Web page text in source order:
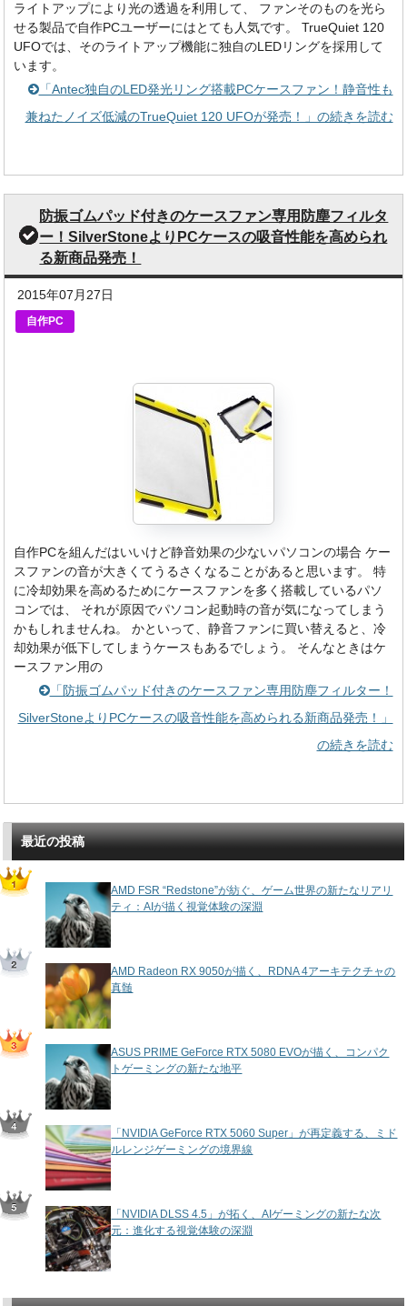
ライトアップにより光の透過を利用して、 ファンそのものを光ら
せる製品で自作PCユーザーにはとても人気です。 TrueQuiet 120
UFOでは、そのライトアップ機能に独自のLEDリングを採用して
います。
「Antec独自のLED発光リング搭載PCケースファン！静音性も
兼ねたノイズ低減のTrueQuiet 120 UFOが発売！」の続きを読む
防振ゴムパッド付きのケースファン専用防塵フィルタ
ー！SilverStoneよりPCケースの吸音性能を高められ
る新商品発売！
2015年07月27日
自作PC
自作PCを組んだはいいけど静音効果の少ないパソコンの場合 ケー
スファンの音が大きくてうるさくなることがあると思います。 特
に冷却効果を高めるためにケースファンを多く搭載しているパソ
コンでは、 それが原因でパソコン起動時の音が気になってしまう
かもしれませんね。 かといって、静音ファンに買い替えると、冷
却効果が低下してしまうケースもあるでしょう。 そんなときはケ
ースファン用の
「防振ゴムパッド付きのケースファン専用防塵フィルター！
SilverStoneよりPCケースの吸音性能を高められる新商品発売！」
の続きを読む
最近の投稿
AMD FSR “Redstone”が紡ぐ、ゲーム世界の新たなリアリ
ティ：AIが描く視覚体験の深淵
AMD Radeon RX 9050が描く、RDNA 4アーキテクチャの
真髄
ASUS PRIME GeForce RTX 5080 EVOが描く、コンパク
トゲーミングの新たな地平
「NVIDIA GeForce RTX 5060 Super」が再定義する、ミド
ルレンジゲーミングの境界線
「NVIDIA DLSS 4.5」が拓く、AIゲーミングの新たな次
元：進化する視覚体験の深淵